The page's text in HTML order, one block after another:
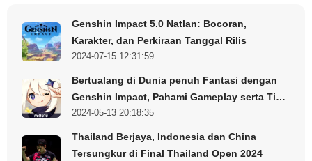
adalah dua elemen penting yang selalu dijaga oleh
Barcelona. Flick menyadari bahwa untuk mencapai
kesuksesan jangka panjang, penting untuk tetap konsisten
untuk mengintegrasikan filosofi permainan yang telah
menjadi ciri khas Barca ke dalam strateginya.
Optimisme Masa Depan
Genshin Impact 5.0 Natlan: Bocoran,
Karakter, dan Perkiraan Tanggal Rilis
2024-07-15 12:31:59
Bertualang di Dunia penuh Fantasi dengan
Genshin Impact, Pahami Gameplay serta Tips
dan Trik Berikut Ini!
2024-05-13 20:18:35
Thailand Berjaya, Indonesia dan China
Tersungkur di Final Thailand Open 2024